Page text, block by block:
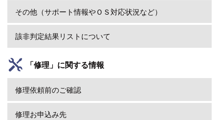
その他（サポート情報やＯＳ対応状況など）
該非判定結果リストについて
「修理」に関する情報
修理依頼前のご確認
修理お申込み先